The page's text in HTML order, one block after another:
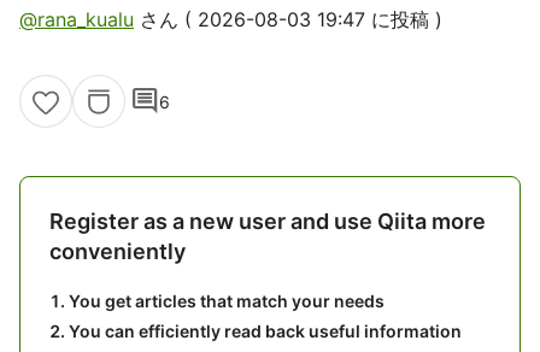
@rana_kualu さん ( 2026-08-03 19:47 に投稿 )
comment6
Register as a new user and use Qiita more
conveniently
You get articles that match your needs
You can efficiently read back useful information